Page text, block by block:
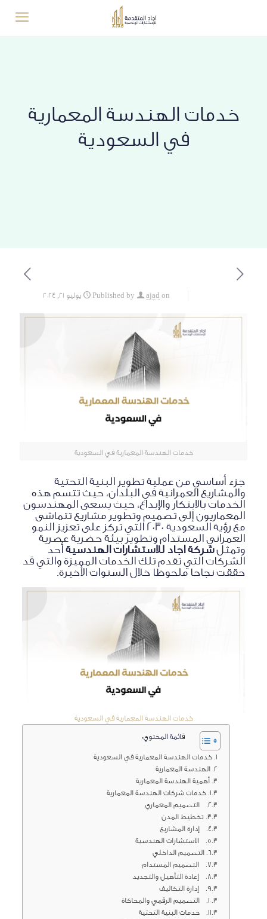
خدمات الهندسة المعمارية
في السعودية
Published by ajad on يوليو 21, 2024
خدمات الهندسة المعمارية في السعودية
جزء أساسي من عملية تطوير البنية التحتية
والمشاريع العمرانية في البلدان، حيث تتسم هذه
الخدمات بالابتكار والإبداع، حيث يسعى المهندسون
المعماريون إلى تصميم وتطوير مشاريع تتماشى
مع رؤية السعودية 2030 التي تركز على تعزيز النمو
العمراني المستدام وتطوير بيئة حضرية عصرية
وتمثلشركة اجاد للاستشارات الهندسيةأحد
الشركات التي تقدم تلك الخدمات المميزة والتي قد
حققت نجاحا ملحوظا خلال السنوات الأخيرة.
خدمات الهندسة المعمارية في السعودية
قائمة المحتوي:
خدمات الهندسة المعمارية في السعودية
الهندسة المعمارية
أهمية الهندسة المعمارية
خدمات شركات الهندسة المعمارية
التصميم المعماري
تخطيط المدن
إدارة المشاريع
الاستشارات الهندسية
التصميم الداخلي
التصميم المستدام
إعادة التأهيل والتجديد
إدارة التكاليف
التصميم الرقمي والمحاكاة
خدمات البنية التحتية